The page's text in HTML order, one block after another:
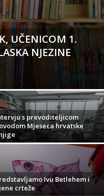
UČENICOM 1.
NJEZINE
s prevoditeljicom
Mjeseca hrvatske
Ivu Betlehem i
crteže